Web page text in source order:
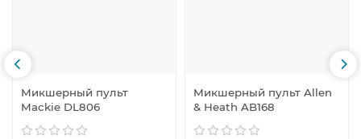
Микшерный пульт
Mackie DL806
Микшерный пульт Allen
& Heath AB168